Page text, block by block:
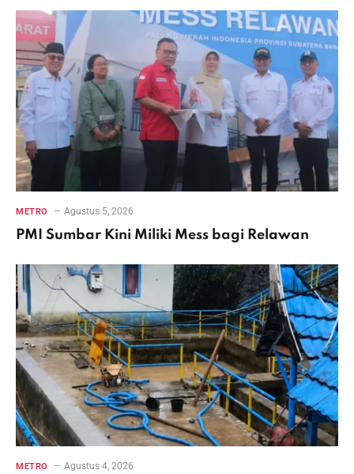
METRO Agustus 5, 2026
PMI Sumbar Kini Miliki Mess bagi Relawan
METRO Agustus 4, 2026